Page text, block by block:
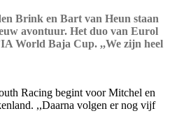
Brink en Bart van Heun staan
avontuur. Het duo van Eurol
World Baja Cup. ,,We zijn heel
Racing begint voor Mitchel en
,,Daarna volgen er nog vijf